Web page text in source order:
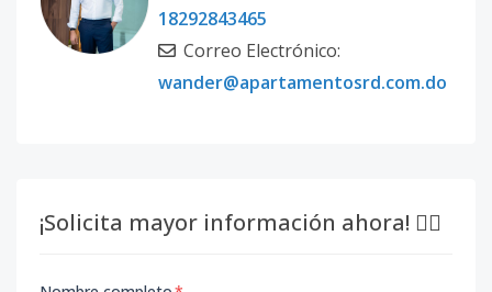
18292843465
Correo Electrónico:
wander@apartamentosrd.com.do
¡Solicita mayor información ahora! 👇🏽